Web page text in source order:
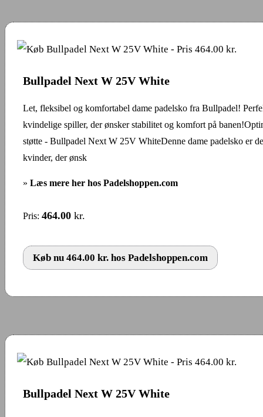
Bullpadel Next W 25V White
Let, fleksibel og komfortabel dame padelsko fra Bullpadel!
kvindelige spiller, der ønsker stabilitet og komfort på
støtte - Bullpadel Next W 25V WhiteDenne dame padelsko er
kvinder, der ønsk
» Læs mere her hos Padelshoppen.com
Pris: 464.00 kr.
Køb nu 464.00 kr. hos Padelshoppen.com
Bullpadel Next W 25V White